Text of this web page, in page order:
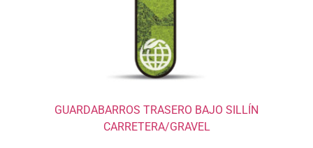
GUARDABARROS TRASERO BAJO SILLÍN
CARRETERA/GRAVEL